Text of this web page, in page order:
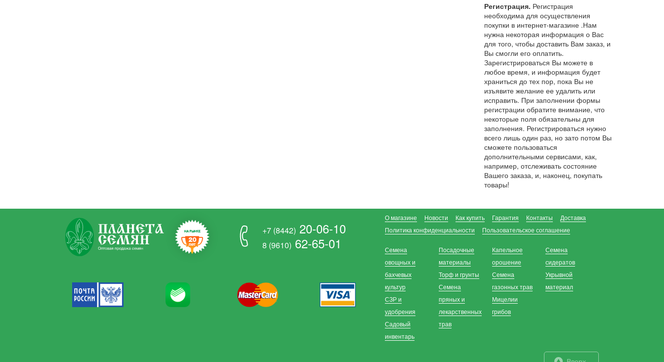
Регистрация. Регистрация
необходима для осуществления
покупки в интернет-магазине .Нам
нужна некоторая информация о Вас
для того, чтобы доставить Вам заказ, и
Вы смогли его оплатить.
Зарегистрироваться Вы можете в
любое время, и информация будет
храниться до тех пор, пока Вы не
изъявите желание ее удалить или
исправить. При заполнении формы
регистрации обратите внимание, что
некоторые поля обязательны для
заполнения. Регистрироваться нужно
всего лишь один раз, но зато потом Вы
сможете пользоваться
дополнительными сервисами, как,
например, отслеживать состояние
Вашего заказа, и, наконец, покупать
товары!
+7 (8442) 20-06-10
8 (9610) 62-65-01
О магазине Новости Как купить Гарантия Контакты
Доставка
Политика конфиденциальности
Пользовательское соглашение
Семена
овощных и
бахчевых
культур
СЗР и
удобрения
Садовый
инвентарь
Посадочные
материалы
Торф и грунты
Семена
пряных и
лекарственных
трав
Капельное
орошение
Семена
газонных трав
Мицелии
грибов
Семена
сидератов
Укрывной
материал